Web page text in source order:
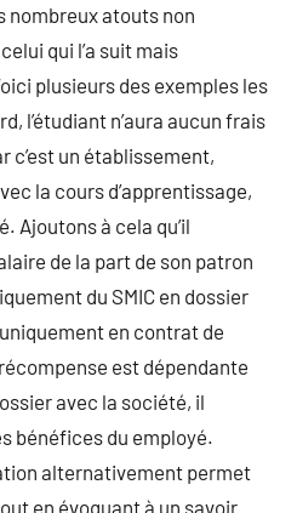
nombreux atouts non
qui l’a suit mais
plusieurs des exemples les
l’étudiant n’aura aucun frais
c’est un établissement,
la cours d’apprentissage,
Ajoutons à cela qu’il
de la part de son patron
du SMIC en dossier
en contrat de
est dépendante
avec la société, il
bénéfices du employé.
alternativement permet
en évoquant à un savoir